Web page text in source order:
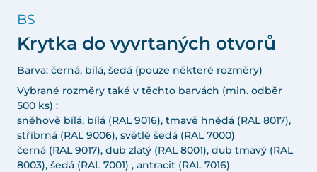
BS
Krytka do vyvrtaných otvorů
Barva: černá, bílá, šedá (pouze některé rozměry)
Vybrané rozměry také v těchto barvách (min. odběr
500 ks) :
sněhově bílá, bílá (RAL 9016), tmavě hnědá (RAL 8017),
stříbrná (RAL 9006), světlě šedá (RAL 7000)
černá (RAL 9017), dub zlatý (RAL 8001), dub tmavý (RAL
8003), šedá (RAL 7001) , antracit (RAL 7016)